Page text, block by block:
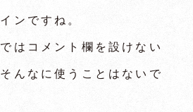
ンですね。
はコメント欄を設けない
んなに使うことはないで